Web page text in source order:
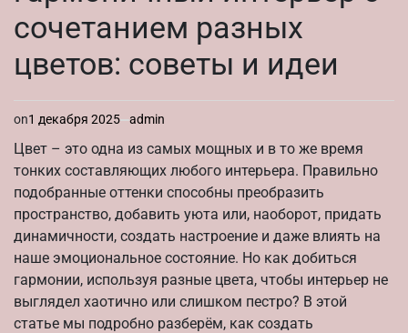
сочетанием разных
цветов: советы и идеи
on1 декабря 2025 admin
Цвет – это одна из самых мощных и в то же время
тонких составляющих любого интерьера. Правильно
подобранные оттенки способны преобразить
пространство, добавить уюта или, наоборот, придать
динамичности, создать настроение и даже влиять на
наше эмоциональное состояние. Но как добиться
гармонии, используя разные цвета, чтобы интерьер не
выглядел хаотично или слишком пестро? В этой
статье мы подробно разберём, как создать